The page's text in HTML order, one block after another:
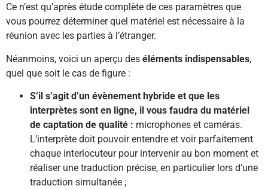
Ce n’est qu’après étude complète de ces paramètres que
vous pourrez déterminer quel matériel est nécessaire à la
réunion avec les parties à l’étranger.
Néanmoins, voici un aperçu des éléments indispensables,
quel que soit le cas de figure :
S’il s’agit d’un évènement hybride et que les
interprètes sont en ligne, il vous faudra du matériel
de captation de qualité : microphones et caméras.
L’interprète doit pouvoir entendre et voir parfaitement
chaque interlocuteur pour intervenir au bon moment et
réaliser une traduction précise, en particulier lors d’une
traduction simultanée ;